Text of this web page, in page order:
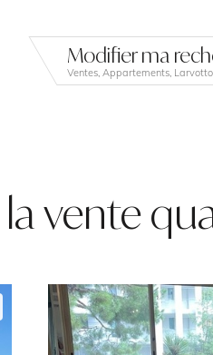
Modifier ma
Ventes, Appartements,
vente